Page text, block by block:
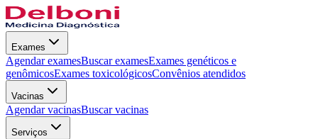
Exames
Agendar examesBuscar examesExames genéticos e
genômicosExames toxicológicosConvênios atendidos
Vacinas
Agendar vacinasBuscar vacinas
Serviços